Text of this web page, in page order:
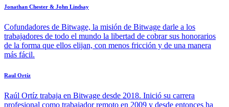
Jonathan Chester & John Lindsay
Cofundadores de Bitwage, la misión de Bitwage darle a los
trabajadores de todo el mundo la libertad de cobrar sus honorarios
de la forma que ellos elijan, con menos fricción y de una manera
más fácil.
Raul Ortíz
Raúl Ortíz trabaja en Bitwage desde 2018. Inició su carrera
profesional como trabajador remoto en 2009 y desde entonces ha